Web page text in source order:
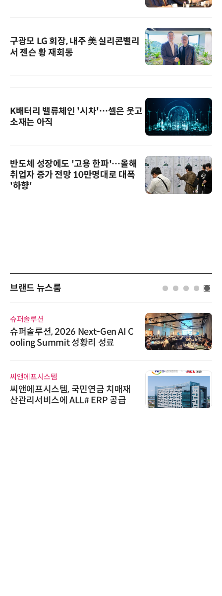
구광모 LG 회장, 내주 美 실리콘밸리
서 젠슨 황 재회동
K배터리 밸류체인 '시차'…셀은 웃고
소재는 아직
반도체 성장에도 '고용 한파'…올해
취업자 증가 전망 10만명대로 대폭
'하향'
브랜드 뉴스룸
슈퍼솔루션
슈퍼솔루션, 2026 Next-Gen AI C
ooling Summit 성황리 성료
씨앤에프시스템
씨앤에프시스템, 국민연금 치매재
산관리서비스에 ALL# ERP 공급